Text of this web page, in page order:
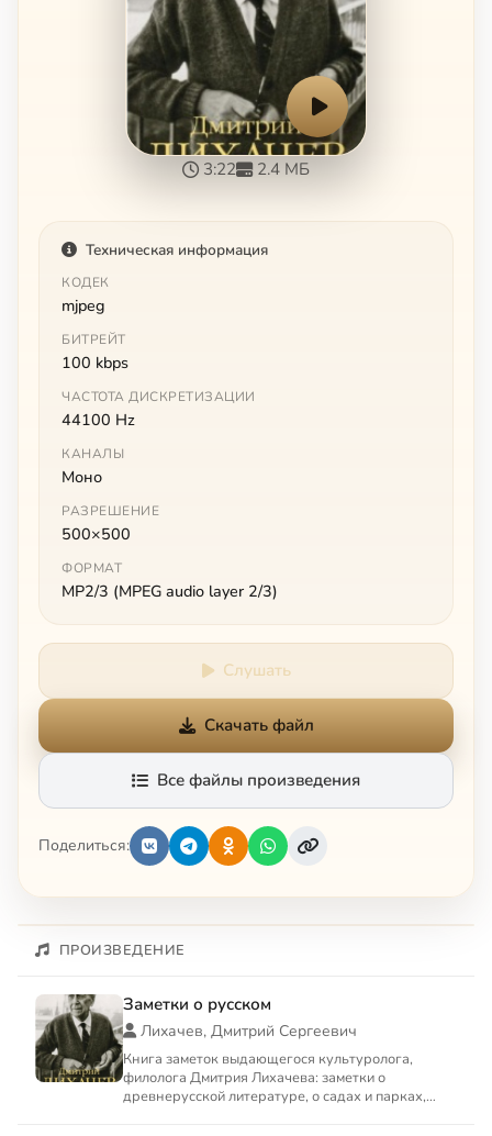
3:22 2.4 МБ
Техническая информация
КОДЕК
mjpeg
БИТРЕЙТ
100 kbps
ЧАСТОТА ДИСКРЕТИЗАЦИИ
44100 Hz
КАНАЛЫ
Моно
РАЗРЕШЕНИЕ
500×500
ФОРМАТ
MP2/3 (MPEG audio layer 2/3)
Слушать
Скачать файл
Все файлы произведения
Поделиться:
ПРОИЗВЕДЕНИЕ
Заметки о русском
Лихачев, Дмитрий Сергеевич
Книга заметок выдающегося культуролога,
филолога Дмитрия Лихачева: заметки о
древнерусской литературе, о садах и парках,